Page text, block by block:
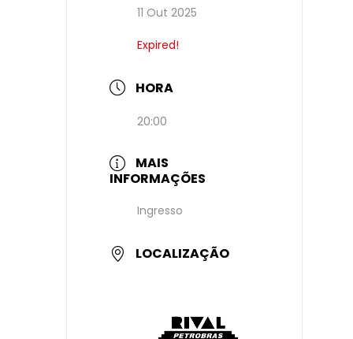
11 Out 2025
Expired!
HORA
20:00
MAIS
INFORMAÇÕES
Ingresso
LOCALIZAÇÃO